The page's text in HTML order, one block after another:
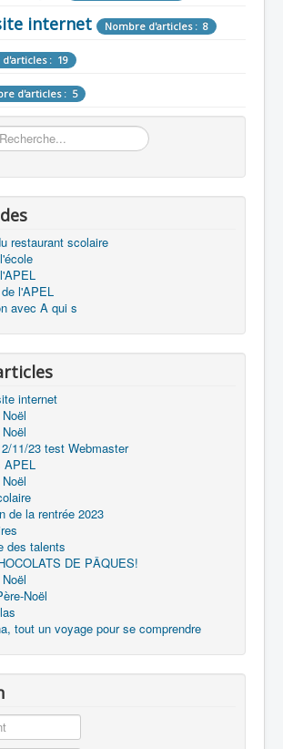
classes
d'articles : 42
d'articles : 27
d'articles : 75
d'articles : 81
internet Nombre d'articles : 8
: 19
d'articles : 5
restaurant scolaire
l'APEL
avec A qui s
internet
11/23 test Webmaster
APEL
de la rentrée 2023
des talents
DE PÂQUES!
Noël
tout un voyage pour se comprendre